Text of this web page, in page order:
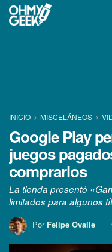
INICIO MISCELÁNEOS
Google Play
juegos
comprarlos
La tienda presentó
limitados para algunos
Por Felipe Ovalle